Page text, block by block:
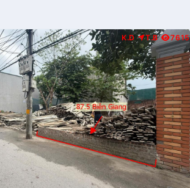
K.D T.B 7615